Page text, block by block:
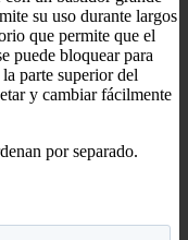
su uso durante largos
que permite que el
puede bloquear para
parte superior del
y cambiar fácilmente
por separado.